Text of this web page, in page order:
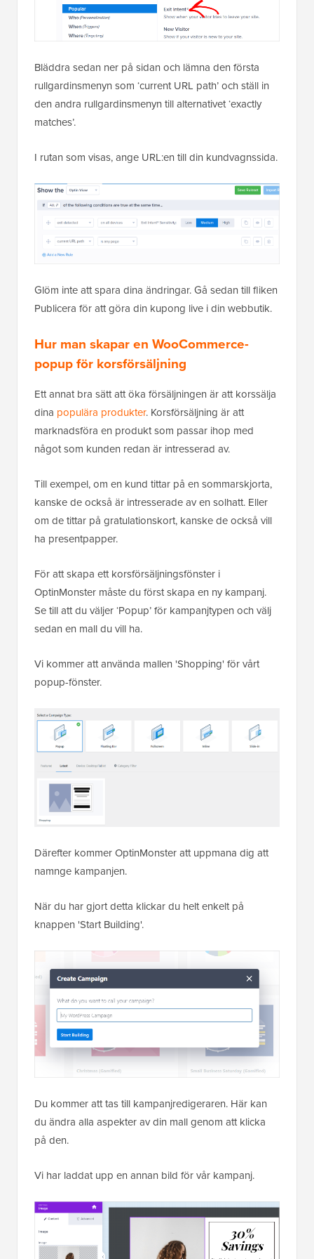
Bläddra sedan ner på sidan och lämna den första
rullgardinsmenyn som ‘current URL path’ och ställ in
den andra rullgardinsmenyn till alternativet ‘exactly
matches’.
I rutan som visas, ange URL:en till din kundvagnssida.
Glöm inte att spara dina ändringar. Gå sedan till fliken
Publicera för att göra din kupong live i din webbutik.
Hur man skapar en WooCommerce-
popup för korsförsäljning
Ett annat bra sätt att öka försäljningen är att korssälja
dina populära produkter. Korsförsäljning är att
marknadsföra en produkt som passar ihop med
något som kunden redan är intresserad av.
Till exempel, om en kund tittar på en sommarskjorta,
kanske de också är intresserade av en solhatt. Eller
om de tittar på gratulationskort, kanske de också vill
ha presentpapper.
För att skapa ett korsförsäljningsfönster i
OptinMonster måste du först skapa en ny kampanj.
Se till att du väljer ‘Popup’ för kampanjtypen och välj
sedan en mall du vill ha.
Vi kommer att använda mallen 'Shopping' för vårt
popup-fönster.
Därefter kommer OptinMonster att uppmana dig att
namnge kampanjen.
När du har gjort detta klickar du helt enkelt på
knappen 'Start Building'.
Du kommer att tas till kampanjredigeraren. Här kan
du ändra alla aspekter av din mall genom att klicka
på den.
Vi har laddat upp en annan bild för vår kampanj.